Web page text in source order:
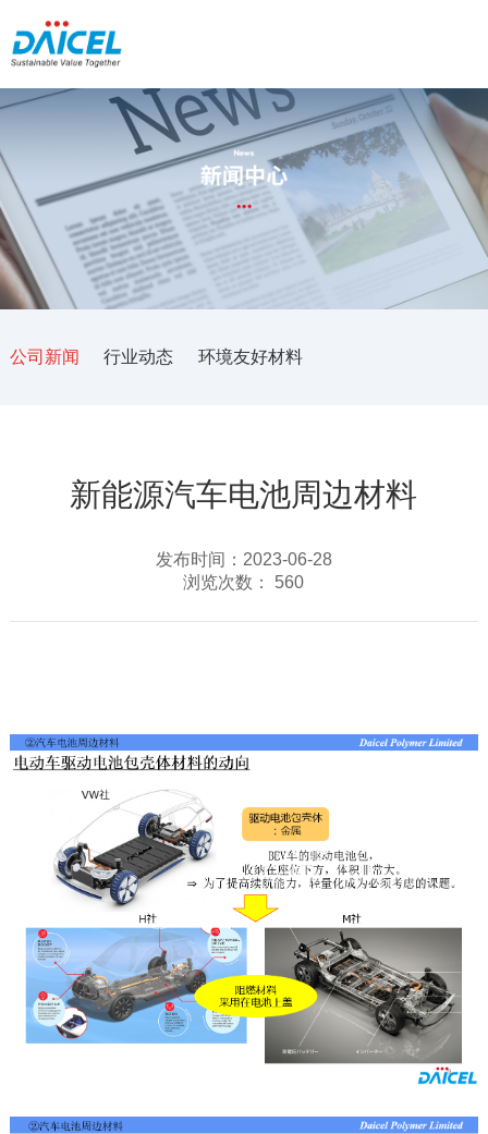
公司新闻 行业动态 环境友好材料
新能源汽车电池周边材料
发布时间：2023-06-28
浏览次数： 560